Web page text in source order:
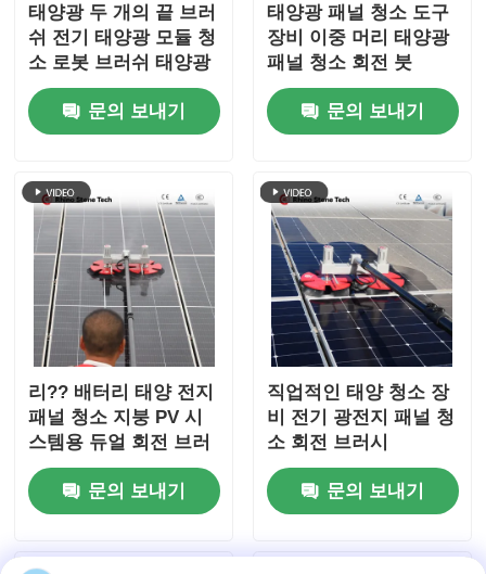
태양광 두 개의 끝 브러
쉬 전기 태양광 모듈 청
소 로봇 브러쉬 태양광
패널 청소 시스템 도구
문의 보내기
태양광 패널 청소 도구
장비 이중 머리 태양광
패널 청소 회전 붓
문의 보내기
리?? 배터리 태양 전지
패널 청소 지붕 PV 시
스템용 듀얼 회전 브러
쉬 및 망원경 기둥
문의 보내기
직업적인 태양 청소 장
비 전기 광전지 패널 청
소 회전 브러시
문의 보내기